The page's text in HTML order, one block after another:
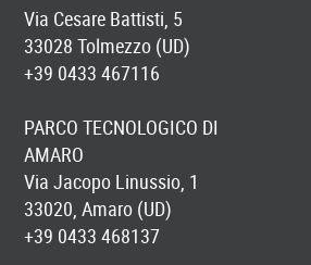
Via Cesare Battisti, 5
33028 Tolmezzo (UD)
+39 0433 467116
PARCO TECNOLOGICO DI
AMARO
Via Jacopo Linussio, 1
33020, Amaro (UD)
+39 0433 468137